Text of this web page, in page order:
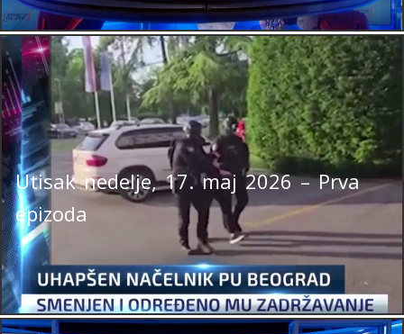
Utisak nedelje, 17. maj 2026 – Prva
epizoda